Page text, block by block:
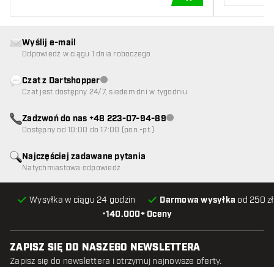
DODAJ DO
•140.000+ Oceny
Wysyłka w ciągu 24 godzin Darmowa wysyłka od 250
Najczęściej zadawane pytania
Natychmiastowa odpowiedź
Wyślij e-mail
Odpowiedź w ciągu 1 dnia roboczego
Czat z DartshopperObsługa klienta niedostępna
Czat jest dostępny 24/7, siedem dni w tygodniu
Zadzwoń do nas +48 223-07-94-89Obsługa klienta niedostępna
Dostępny od 10:00 do 17:00 (pon.-pt.)
ZAPISZ SIĘ DO NASZEGO NEWSLETTERA
Zapisz się do newslettera i otrzymuj najnowsze oferty.